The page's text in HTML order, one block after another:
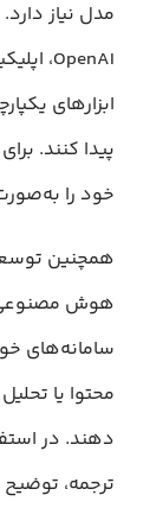
مدل نیاز
ابزارهای
پیدا کنند.
خود را
سامانه‌های
محتوا یا
دهند. در
ترجمه،